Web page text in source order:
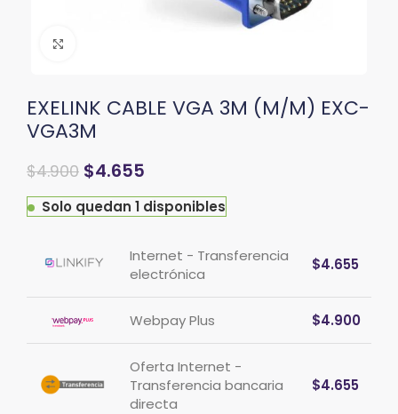
EXELINK CABLE VGA 3M (M/M) EXC-
VGA3M
$4.900 $4.655
Solo quedan 1 disponibles
Internet - Transferencia
electrónica
$4.655
Webpay Plus $4.900
Oferta Internet -
Transferencia bancaria
directa
$4.655